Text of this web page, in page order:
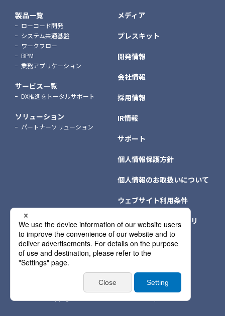
個人情報保護方針情報
サイトマップ
製品一覧
ローコード開発
システム共通基盤
ワークフロー
BPM
業務アプリケーション
サービス一覧
DX推進をトータルサポート
ソリューション
パートナーソリューション
メディア
プレスキット
開発情報
会社情報
採用情報
IR情報
サポート
個人情報保護方針
個人情報のお取扱いについて
ウェブサイト利用条件
クッキー（Cookie）ポリ
シー